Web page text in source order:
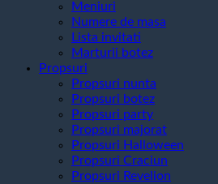
Meniuri
Numere de masa
Lista invitati
Marturii botez
Propsuri
Propsuri nunta
Propsuri botez
Propsuri party
Propsuri majorat
Propsuri Halloween
Propsuri Craciun
Propsuri Revelion